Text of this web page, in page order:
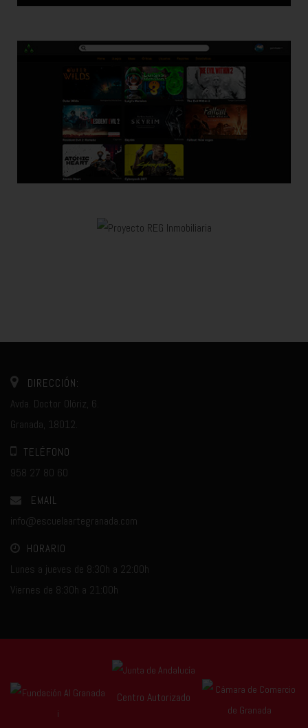
DIRECCIÓN:
Avda. Doctor Olóriz, 6.
Granada, 18012.
TELÉFONO
958 27 80 60
EMAIL
info@escuelaartegranada.com
HORARIO
Lunes a jueves de 8:30h a 22:00h
Viernes de 8:30h a 21:00h
Centro Autorizado